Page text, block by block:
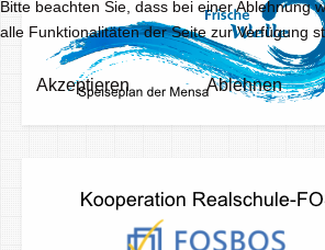
Bitte beachten Sie, dass bei einer Ablehnung
alle Funktionalitäten der Seite zur Verfügung
Akzeptieren Ablehnen